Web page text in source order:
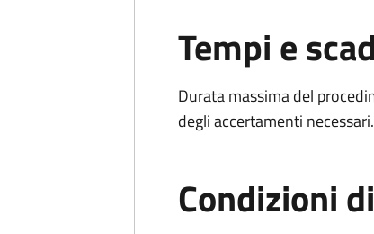
Tempi e
Durata massima del
degli accertamenti necessari.
Condizioni